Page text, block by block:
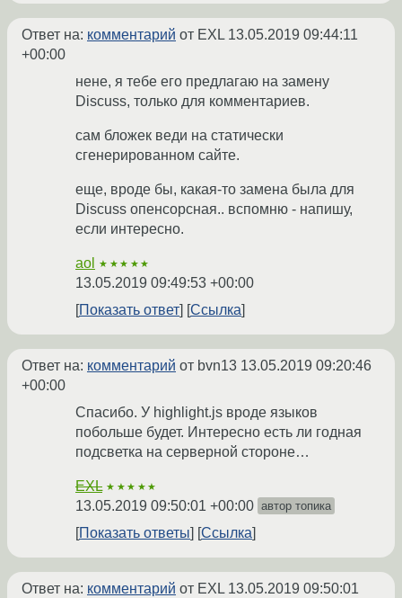
Ответ на: комментарий от EXL 13.05.2019 09:44:11
+00:00
нене, я тебе его предлагаю на замену
Discuss, только для комментариев.
сам бложек веди на статически
сгенерированном сайте.
еще, вроде бы, какая-то замена была для
Discuss опенсорсная.. вспомню - напишу,
если интересно.
aol ★★★★★
13.05.2019 09:49:53 +00:00
Показать ответ
Ссылка
Ответ на: комментарий от bvn13 13.05.2019 09:20:46
+00:00
Спасибо. У highlight.js вроде языков
побольше будет. Интересно есть ли годная
подсветка на серверной стороне…
EXL ★★★★★
13.05.2019 09:50:01 +00:00 автор топика
Показать ответы Ссылка
Ответ на: комментарий от EXL 13.05.2019 09:50:01